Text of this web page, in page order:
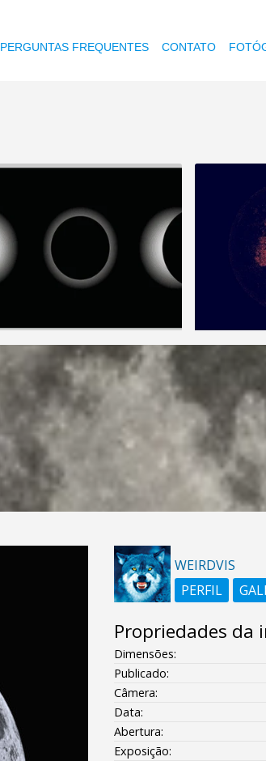
PERGUNTAS FREQUENTES CONTATO
WEIRDVIS
PERFIL
Propriedades da
Dimensões:
Publicado:
Câmera:
Data:
Abertura:
Exposição: